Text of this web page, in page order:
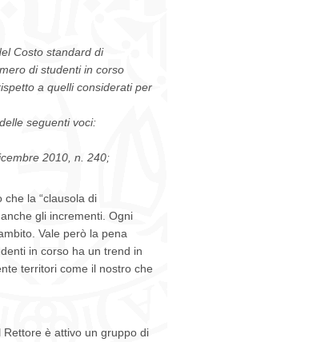
Costo standard di
di studenti in corso
a quelli considerati per
seguenti voci:
2010, n. 240;
che la “clausola di
gli incrementi. Ogni
Vale però la pena
in corso ha un trend in
territori come il nostro che
è attivo un gruppo di